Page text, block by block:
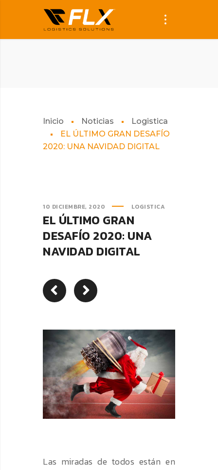
Inicio Noticias
Logistica
EL ÚLTIMO GRAN DESAFÍO
2020: UNA NAVIDAD DIGITAL
10 DICIEMBRE, 2020 LOGISTICA
EL ÚLTIMO GRAN
DESAFÍO 2020: UNA
NAVIDAD DIGITAL
Las miradas de todos están en